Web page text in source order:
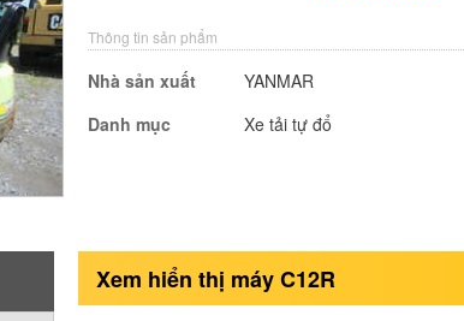
Thông tin sản phẩm
Nhà sản xuất
YANMAR
Danh mục
Xe tải tự đổ
Xem hiển thị máy C12R